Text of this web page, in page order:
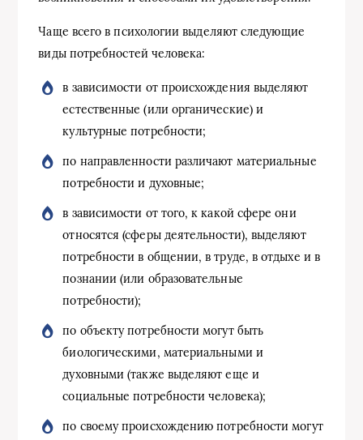
Чаще всего в психологии выделяют следующие
виды потребностей человека:
в зависимости от происхождения выделяют
естественные (или органические) и
культурные потребности;
по направленности различают материальные
потребности и духовные;
в зависимости от того, к какой сфере они
относятся (сферы деятельности), выделяют
потребности в общении, в труде, в отдыхе и в
познании (или образовательные
потребности);
по объекту потребности могут быть
биологическими, материальными и
духовными (также выделяют еще и
социальные потребности человека);
по своему происхождению потребности могут